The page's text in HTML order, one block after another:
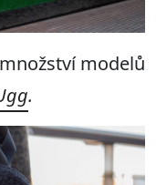
modelů
.